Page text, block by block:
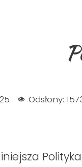
Odsłony: